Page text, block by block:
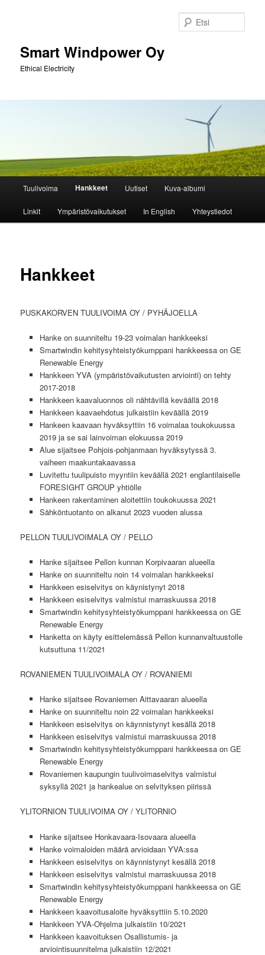
Smart Windpower Oy
Ethical Electricity
Tuulivoima Hankkeet Uutiset Kuva-albumi
Linkit Ympäristövaikutukset In English Yhteystiedot
Hankkeet
PUSKAKORVEN TUULIVOIMA OY / PYHÄJOELLA
Hanke on suunniteltu 19-23 voimalan hankkeeksi
Smartwindin kehitysyhteistyökumppani hankkeessa on GE
Renewable Energy
Hankkeen YVA (ympäristövaikutusten arviointi) on tehty
2017-2018
Hankkeen kaavaluonnos oli nähtävillä keväällä 2018
Hankkeen kaavaehdotus julkaistiin keväällä 2019
Hankeen kaavaan hyväksyttiin 16 voimalaa toukokuussa
2019 ja se sai lainvoiman elokuussa 2019
Alue sijaitsee Pohjois-pohjanmaan hyväksytyssä 3.
vaiheen maakuntakaavassa
Luvitettu tuulipuisto myyntiin keväällä 2021 englantilaiselle
FORESIGHT GROUP yhtiölle
Hankeen rakentaminen aloitettiin toukokuussa 2021
Sähköntuotanto on alkanut 2023 vuoden alussa
PELLON TUULIVOIMALA OY / PELLO
Hanke sijaitsee Pellon kunnan Korpivaaran alueella
Hanke on suunniteltu noin 14 voimalan hankkeeksi
Hankkeen esiselvitys on käynistynyt 2018
Hankkeen esiselvitys valmistui marraskuussa 2018
Smartwindin kehitysyhteistyökumppani hankkeessa on GE
Renewable Energy
Hanketta on käyty esittelemässä Pellon kunnanvaltuustolle
kutsuttuna 11/2021
ROVANIEMEN TUULIVOIMALA OY / ROVANIEMI
Hanke sijaitsee Rovaniemen Aittavaaran alueella
Hanke on suunniteltu noin 22 voimalan hankkeeksi
Hankkeen esiselvitys on käynnistynyt kesällä 2018
Hankkeen esiselvitys valmistui marraskuussa 2018
Smartwindin kehitysyhteistyökumppani hankkeessa on GE
Renewable Energy
Rovaniemen kaupungin tuulivoimaselvitys valmistui
syksyllä 2021 ja hankealue on selvityksen piirissä
YLITORNION TUULIVOIMA OY / YLITORNIO
Hanke sijaitsee Honkavaara-Isovaara alueella
Hanke voimaloiden määrä arvioidaan YVA:ssa
Hankkeen esiselvitys on käynnistynyt kesällä 2018
Hankkeen esiselvitys valmistui marraskuussa 2018
Smartwindin kehitysyhteistyökumppani hankkeessa on GE
Renewable Energy
Hankkeen kaavoitusaloite hyväksyttiin 5.10.2020
Hankkeen YVA-Ohjelma julkaistiin 10/2021
Hankkeen kaavoituksen Osallistumis- ja
arviointisuunnitelma julkaistiin 12/2021